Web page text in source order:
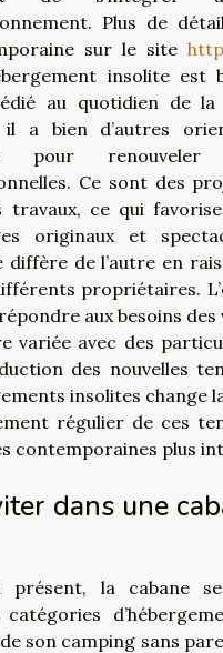
Plus de
sur le site
insolite est
au quotidien de la
a bien d’autres
pour renouveler
Ce sont des
travaux, ce qui
originaux et
diffère de l’autre en
propriétaires.
aux besoins
variée avec des
des nouvelles
insolites change
régulier de ces
contemporaines plus
dans une
présent, la cabane
son camping sans